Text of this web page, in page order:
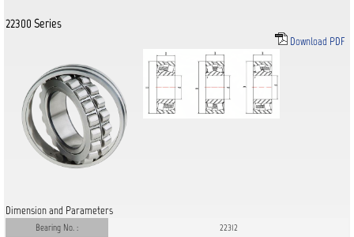
22300 Series
Download PDF
Dimension and Parameters
Bearing No. : 22312